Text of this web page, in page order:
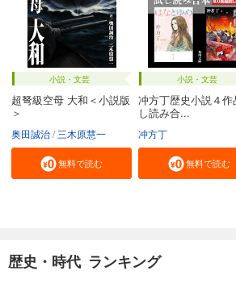
小説・文芸
超弩級空母 大和＜小説版
＞
奥田誠治 三木原慧一
無料で読む
小説・文芸
冲方丁歴史小説４作
し読み合...
冲方丁
無料で読む
歴史・時代 ランキング